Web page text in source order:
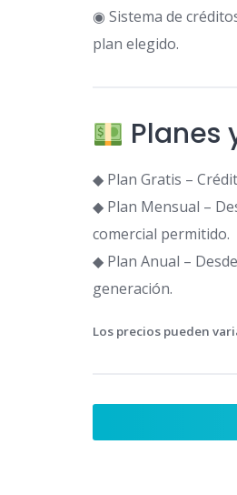
◉ Sistema de
plan elegido.
Planes
◆ Plan Gratis –
◆ Plan Mensual –
comercial permitido.
◆ Plan Anual –
generación.
Los precios pueden